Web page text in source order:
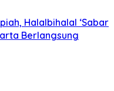
Halalbihalal ‘Sabar
Berlangsung